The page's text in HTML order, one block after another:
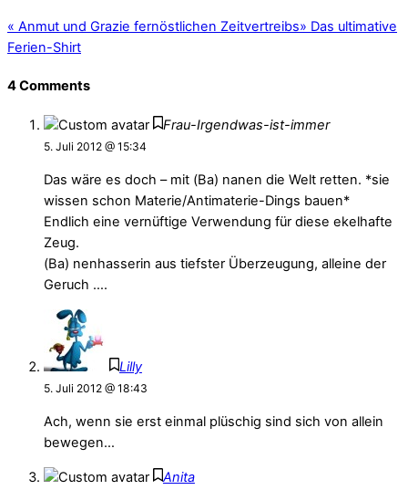
« Anmut und Grazie fernöstlichen Zeitvertreibs» Das ultimative
Ferien-Shirt
4 Comments
Frau-Irgendwas-ist-immer
5. Juli 2012 @ 15:34
Das wäre es doch – mit (Ba) nanen die Welt retten. *sie
wissen schon Materie/Antimaterie-Dings bauen*
Endlich eine vernüftige Verwendung für diese ekelhafte
Zeug.
(Ba) nenhasserin aus tiefster Überzeugung, alleine der
Geruch ….
Lilly
5. Juli 2012 @ 18:43
Ach, wenn sie erst einmal plüschig sind sich von allein
bewegen…
Anita